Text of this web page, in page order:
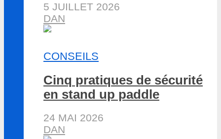
5 JUILLET 2026
DAN
CONSEILS
Cinq pratiques de sécurité
en stand up paddle
24 MAI 2026
DAN